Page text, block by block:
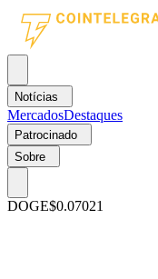
Notícias
MercadosDestaques
Patrocinado
Sobre
DOGE$0.07021